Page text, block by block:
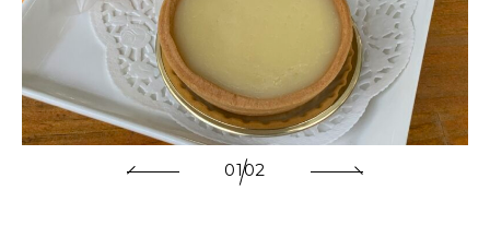
0102